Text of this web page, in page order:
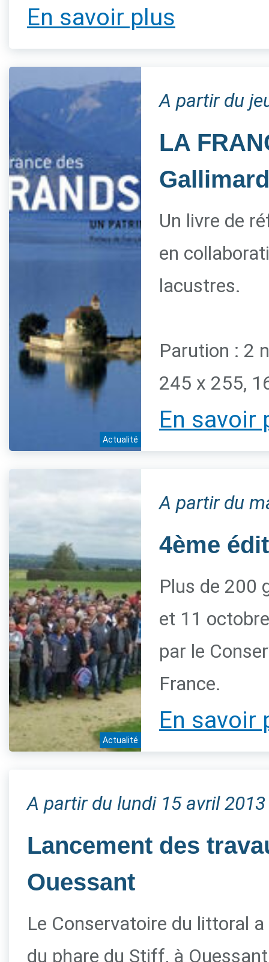
En savoir plus
Actualité
A partir du
LA
Gallimard
Un livre de
en
lacustres.
Parution : 2
245 x 255,
En savoir
Actualité
A partir du
4ème
Plus de 200
et 11
par le
France.
En savoir
A partir du lundi 15 avril 2013
Lancement des
Ouessant
Le Conservatoire du littoral
du phare du Stiff, à